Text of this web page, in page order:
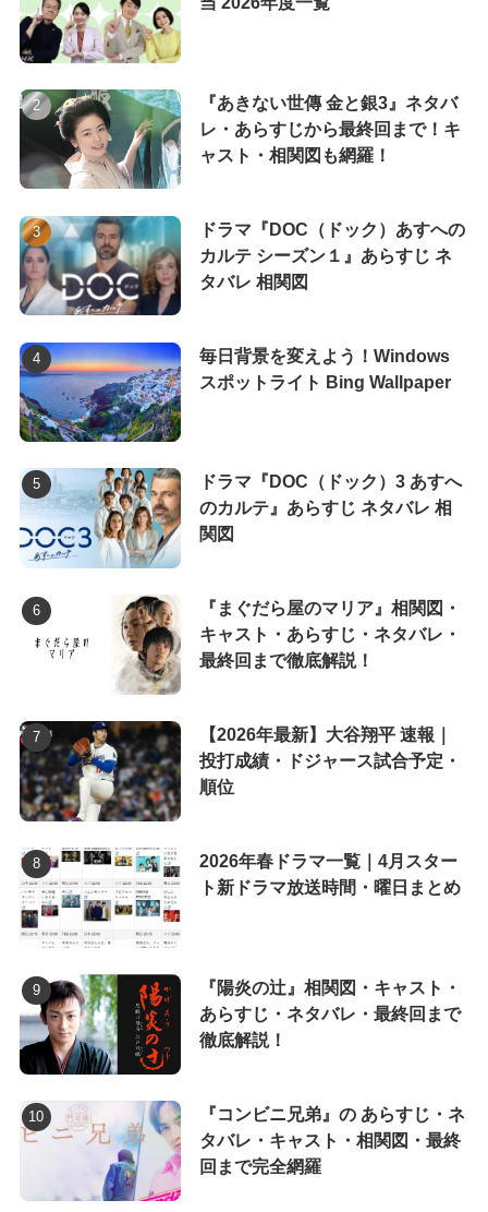
『あきない世傳 金と銀3』ネタバ
レ・あらすじから最終回まで！キ
ャスト・相関図も網羅！
ドラマ『DOC（ドック）あすへの
カルテ シーズン１』あらすじ ネ
タバレ 相関図
毎日背景を変えよう！Windows
スポットライト Bing Wallpaper
ドラマ『DOC（ドック）3 あすへ
のカルテ』あらすじ ネタバレ 相
関図
『まぐだら屋のマリア』相関図・
キャスト・あらすじ・ネタバレ・
最終回まで徹底解説！
【2026年最新】大谷翔平 速報｜
投打成績・ドジャース試合予定・
順位
2026年春ドラマ一覧｜4月スター
ト新ドラマ放送時間・曜日まとめ
『陽炎の辻』相関図・キャスト・
あらすじ・ネタバレ・最終回まで
徹底解説！
『コンビニ兄弟』の あらすじ・ネ
タバレ・キャスト・相関図・最終
回まで完全網羅